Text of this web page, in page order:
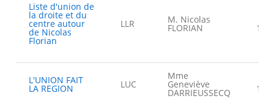
Liste d'union de
la droite et du
centre autour
de Nicolas
Florian
LLR M. Nicolas
FLORIAN
L'UNION FAIT
LA REGION LUC
Mme
Geneviève
DARRIEUSSECQ